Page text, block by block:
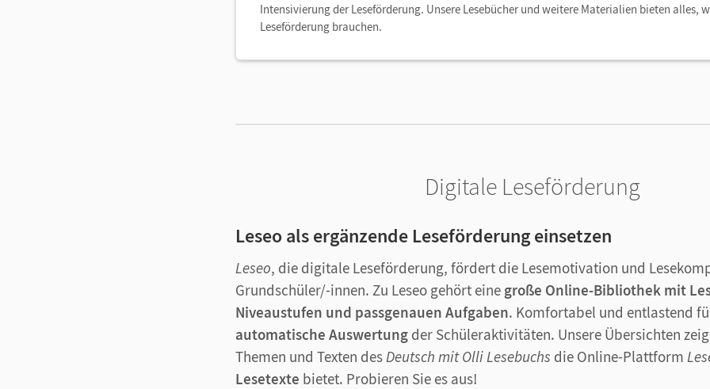
Intensivierung der Leseförderung. Unsere Lesebücher und weitere Materialien bieten alles,
Leseförderung brauchen.
Digitale Leseförderung
Leseo als ergänzende Leseförderung einsetzen
Leseo, die digitale Leseförderung, fördert die Lesemotivation und
Grundschüler/-innen. Zu Leseo gehört eine große Online-Bibliothek mit
Niveaustufen und passgenauen Aufgaben. Komfortabel und entlastend
automatische Auswertung der Schüleraktivitäten. Unsere Übersichten
Themen und Texten des Deutsch mit Olli Lesebuchs die Online-Plattform
Lesetexte bietet. Probieren Sie es aus!